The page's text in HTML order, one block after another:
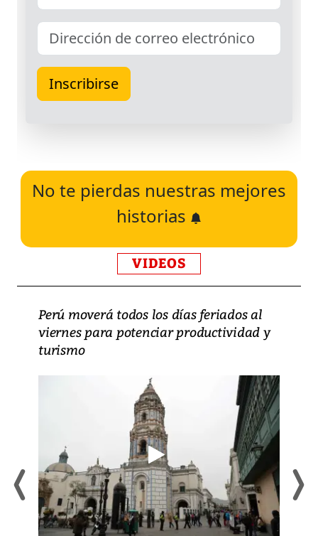
No te pierdas nuestras mejores
historias
VIDEOS
Perú moverá todos los días feriados al
viernes para potenciar productividad y
turismo